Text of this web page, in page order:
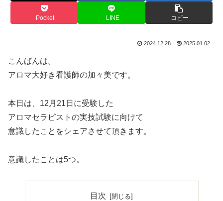
Pocket LINE コピー
2024.12.28 2025.01.02
こんばんは。
アロマ大好き看護師の加々美です。
本日は、12月21日に受験した
アロマセラピストの実技試験に向けて
意識したことをシェアさせて頂きます。
意識したことは5つ。
目次